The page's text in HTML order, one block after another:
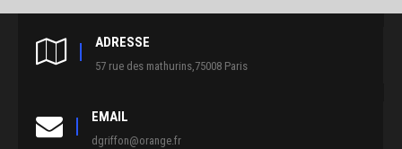
ADRESSE
57 rue des mathurins,75008 Paris
EMAIL
dgriffon@orange.fr